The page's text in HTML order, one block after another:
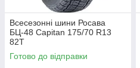
Всесезонні шини Росава
БЦ-48 Capitan 175/70 R13
82T
Готово до відправки